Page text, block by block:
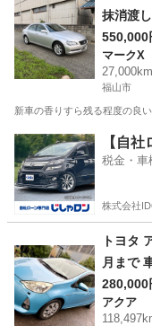
抹消渡
ヨタ
550,000
マークX
27,000km
福山市
新車の香りすら残る程度の良
広島 福山市 マークX
【自
税金・車
株式会社
トヨタ
月まで
280,000
アクア